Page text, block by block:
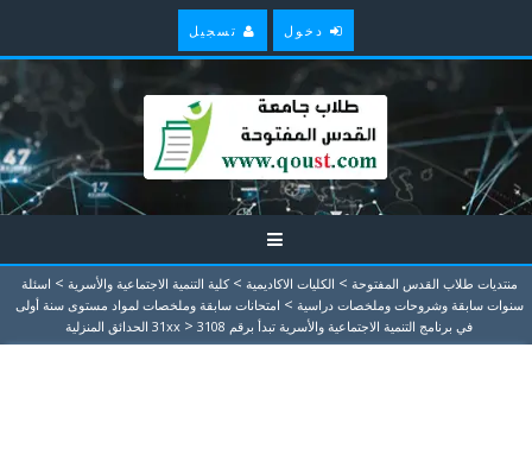
دخول تسجيل
منتديات طلاب القدس المفتوحة > الكليات الاكاديمية > كلية التنمية الاجتماعية والأسرية > اسئلة
سنوات سابقة وشروحات وملخصات دراسية > امتحانات سابقة وملخصات لمواد مستوى سنة أولى
في برنامج التنمية الاجتماعية والأسرية تبدأ برقم 31xx
> 3108 الحدائق المنزلية